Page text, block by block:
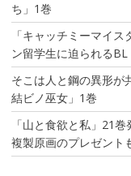
ち」1巻
「キャッチミーマイ
ン留学生に迫られるBL
そこは人と鋼の異形が
結ビノ巫女」1巻
「山と食欲と私」21
複製原画のプレゼント